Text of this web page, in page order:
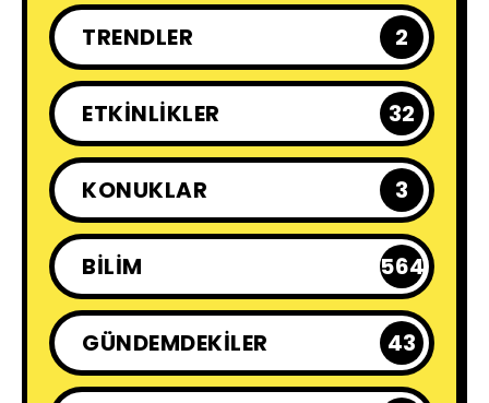
TRENDLER 2
ETKINLIKLER 32
KONUKLAR 3
BILIM 564
GÜNDEMDEKILER 43